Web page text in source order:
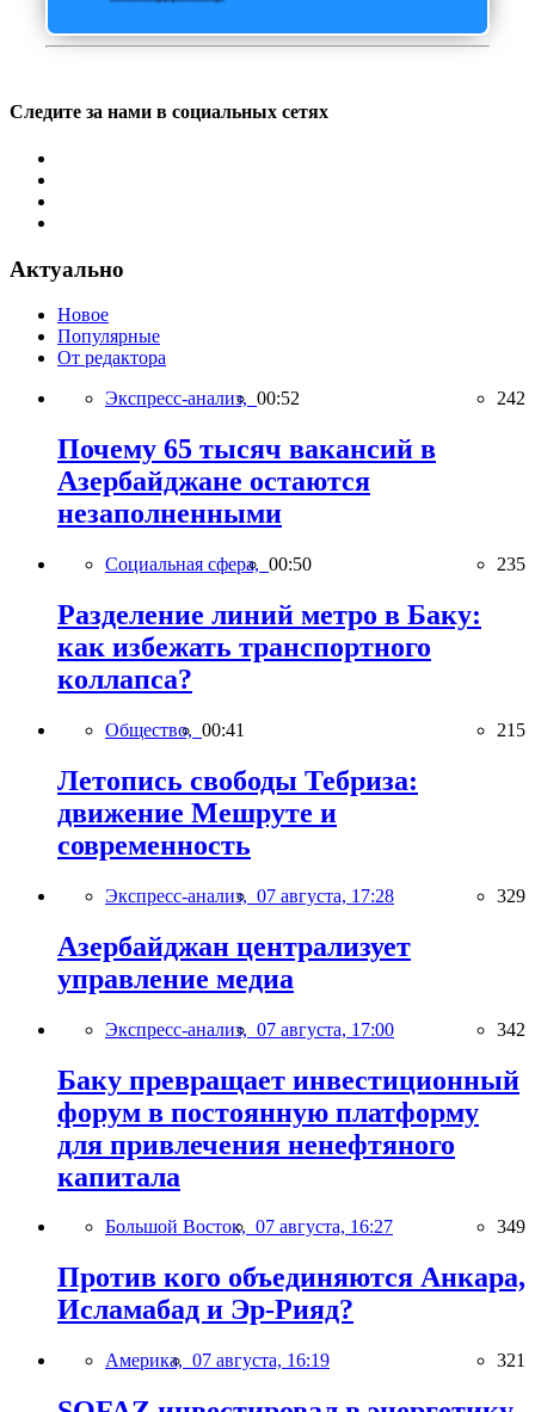
Следите за нами в социальных сетях
Актуально
Новое
Популярные
От редактора
Экспресс-анализ, 00:52 242
Почему 65 тысяч вакансий в
Азербайджане остаются
незаполненными
Социальная сфера, 00:50 235
Разделение линий метро в Баку:
как избежать транспортного
коллапса?
Общество, 00:41 215
Летопись свободы Тебриза:
движение Мешруте и
современность
Экспресс-анализ, 07 августа, 17:28 329
Азербайджан централизует
управление медиа
Экспресс-анализ, 07 августа, 17:00 342
Баку превращает инвестиционный
форум в постоянную платформу
для привлечения ненефтяного
капитала
Большой Восток, 07 августа, 16:27 349
Против кого объединяются Анкара,
Исламабад и Эр-Рияд?
Америка, 07 августа, 16:19 321